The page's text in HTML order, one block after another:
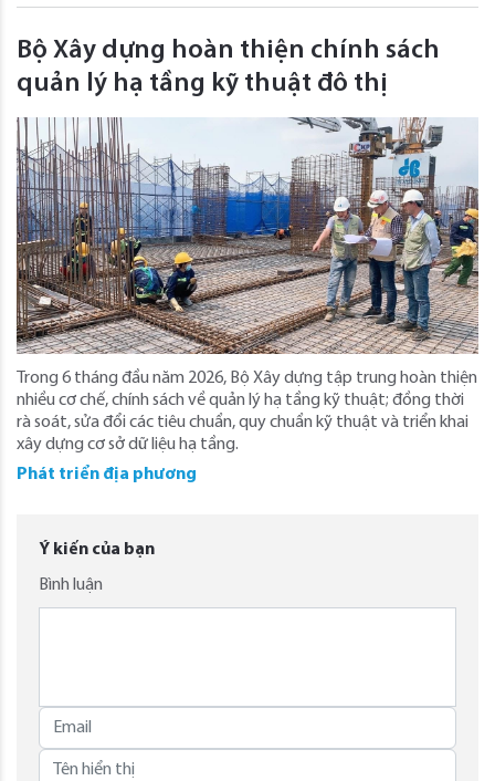
Bộ Xây dựng hoàn thiện chính sách
quản lý hạ tầng kỹ thuật đô thị
Trong 6 tháng đầu năm 2026, Bộ Xây dựng tập trung hoàn thiện
nhiều cơ chế, chính sách về quản lý hạ tầng kỹ thuật; đồng thời
rà soát, sửa đổi các tiêu chuẩn, quy chuẩn kỹ thuật và triển khai
xây dựng cơ sở dữ liệu hạ tầng.
Phát triển địa phương
Ý kiến của bạn
Bình luận